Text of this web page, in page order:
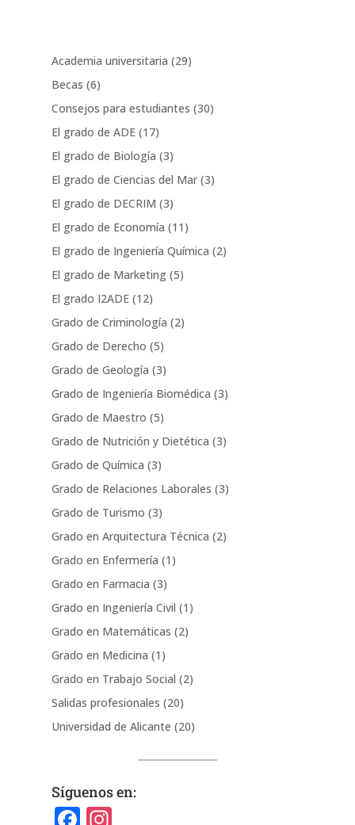
Academia universitaria (29)
Becas (6)
Consejos para estudiantes (30)
El grado de ADE(17)
El grado de Biología (3)
El grado de Ciencias del Mar(3)
El grado de DECRIM (3)
El grado de Economía (11)
El grado de Ingeniería Química (2)
El grado de Marketing(5)
El grado I2ADE(12)
Grado de Criminología (2)
Grado de Derecho (5)
Grado de Geología (3)
Grado de Ingeniería Biomédica (3)
Grado de Maestro (5)
Grado de Nutrición y Dietética (3)
Grado de Química (3)
Grado de Relaciones Laborales (3)
Grado de Turismo (3)
Grado en Arquitectura Técnica (2)
Grado en Enfermería (1)
Grado en Farmacia (3)
Grado en Ingeniería Civil (1)
Grado en Matemáticas (2)
Grado en Medicina (1)
Grado en Trabajo Social (2)
Salidas profesionales (20)
Universidad de Alicante (20)
Síguenos en: